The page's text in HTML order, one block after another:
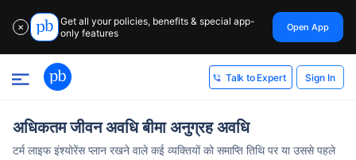
✕
Get all your policies, benefits & special app-
only features
Open App
Talk to Expert Sign In
अधिकतम जीवन अवधि बीमा अनुग्रह अवधि
टर्म लाइफ इंश्योरेंस प्लान रखने वाले कई व्यक्तियों को समाप्ति तिथि पर या उससे पहले